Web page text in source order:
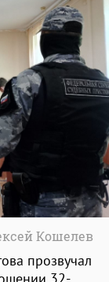
Кошелев
прозвучал
32-